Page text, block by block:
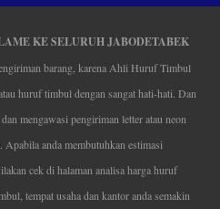
KE SELURUH JABODETABEK
barang, karena Ahli Huruf Timbul
huruf timbul dengan sangat hati-hati. Dan
mengawasi pengiriman letter atau neon
anda membutuhkan estimasi
cek di halaman analisa harga huruf
tempat usaha dan kantor anda semakin